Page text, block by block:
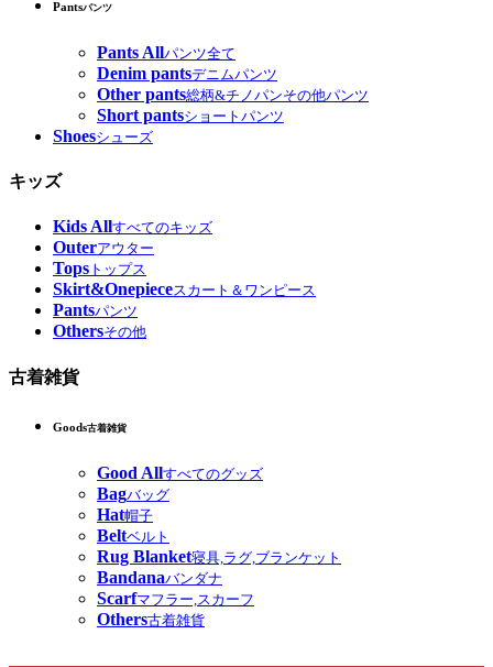
Pantsパンツ
Pants Allパンツ全て
Denim pantsデニムパンツ
Other pants総柄&チノパンその他パンツ
Short pantsショートパンツ
Shoesシューズ
キッズ
Kids Allすべてのキッズ
Outerアウター
Tops トップス
Skirt&Onepieceスカート＆ワンピース
Pantsパンツ
Othersその他
古着雑貨
Goods古着雑貨
Good Allすべてのグッズ
Bagバッグ
Hat帽子
Beltベルト
Rug Blanket寝具,ラグ,ブランケット
Bandanaバンダナ
Scarfマフラー,スカーフ
Others古着雑貨